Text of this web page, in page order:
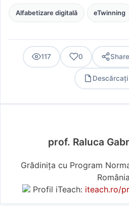
Alfabetizare digitală eTwinning
117 0 Share
Descărcați
prof. Raluca
Grădinița cu Program
România
Profil iTeach: iteach.ro/